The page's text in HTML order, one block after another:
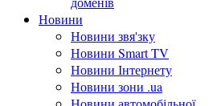
Новини
Новини звя'зку
Новини Smart TV
Новини Інтернету
Новини зони .ua